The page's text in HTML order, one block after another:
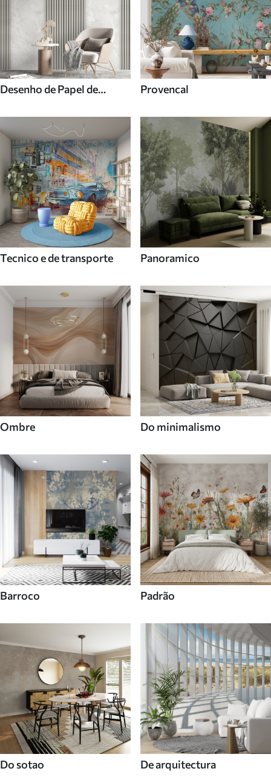
Desenho de Papel de
Provencal
Tecnico e de transporte Panoramico
Ombre Do minimalismo
Barroco Padrão
Do sotao De arquitectura